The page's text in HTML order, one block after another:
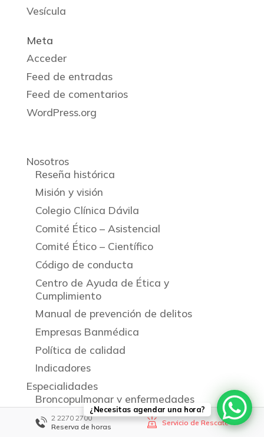
Vesícula
Meta
Acceder
Feed de entradas
Feed de comentarios
WordPress.org
Nosotros
Reseña histórica
Misión y visión
Colegio Clínica Dávila
Comité Ético – Asistencial
Comité Ético – Científico
Código de conducta
Centro de Ayuda de Ética y
Cumplimiento
Manual de prevención de delitos
Empresas Banmédica
Política de calidad
Indicadores
Especialidades
Broncopulmonar y enfermedades
respiratorias
Cirugía
2 2270 2700
Reserva de horas
Servicio de Rescate
¿Necesitas agendar una hora?